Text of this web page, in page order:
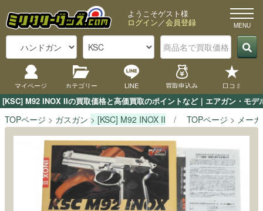
[KSC] M92 INOX IIの買取価格と高価買取のポイントなど｜エアガン・モ
ようこそゲスト様
ログイン／会員登録
マイページ カテゴリー LINE 買取申込み 口コミ
TOPページ ガスガン [KSC] M92 INOX II TOPページ メー